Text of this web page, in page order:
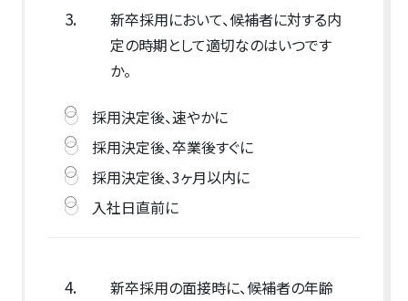
3.
新卒採用において、候補者に対する内
定の時期として適切なのはいつです
か。
採用決定後、速やかに
採用決定後、卒業後すぐに
採用決定後、3ヶ月以内に
入社日直前に
4.
新卒採用の面接時に、候補者の年齢